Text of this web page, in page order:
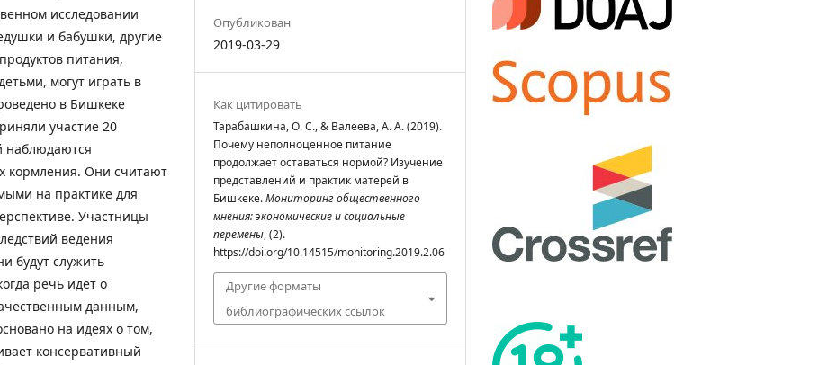
исследовании
и бабушки, другие
питания,
могут играть в
в Бишкеке
участие 20
наблюдаются
кормления. Они считают
на практике для
Участницы
ведения
будут служить
речь идет о
данным,
на идеях о том,
консервативный
Опубликован
2019-03-29
Как цитировать
Тарабашкина, О. С., & Валеева, А. А. (2019).
Почему неполноценное питание
продолжает оставаться нормой? Изучение
представлений и практик матерей в
Бишкеке.Мониторинг общественного
мнения: экономические и социальные
перемены, (2).
https://doi.org/10.14515/monitoring.2019.2.06
Другие форматы
библиографических ссылок